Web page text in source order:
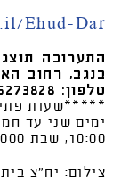
Ehud-Dar
טלפון: 08-6273828
*****שעות
10:00, שבת 14:00-11:000 ****
צילום: יח"צ